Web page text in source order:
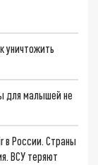
уничтожить
для малышей не
в России. Страны
ВСУ теряют